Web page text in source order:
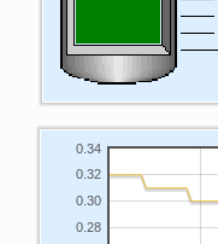
0.28
0.30
0.32
0.34